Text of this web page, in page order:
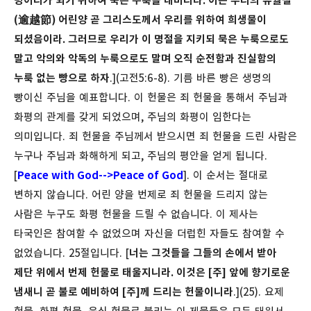
(逾越節) 어린양 곧 그리스도께서 우리를 위하여 희생물이
되셨음이라. 그러므로 우리가 이 명절을 지키되 묵은 누룩으로도
말고 악의와 악독의 누룩으로도 말며 오직 순전함과 진실함의
누룩 없는 빵으로 하자.](고전5:6-8). 기름 바른 빵은 생명의
빵이신 주님을 예표합니다. 이 헌물은 죄 헌물을 통해서 주님과
화평의 관계를 갖게 되었으며, 주님의 화평이 임한다는
의미입니다. 죄 헌물을 주님께서 받으시면 죄 헌물을 드린 사람은
누구나 주님과 화해하게 되고, 주님의 평안을 얻게 됩니다.
[Peace with God-->Peace of God]. 이 순서는 절대로
변하지 않습니다. 어린 양을 번제로 죄 헌물을 드리지 않는
사람은 누구도 화평 헌물을 드릴 수 없습니다. 이 제사는
타국인은 참여할 수 없었으며 자신을 더럽힌 자들도 참여할 수
없었습니다. 25절입니다. [너는 그것들을 그들의 손에서 받아
제단 위에서 번제 헌물로 태울지니라. 이것은 [주] 앞에 향기로운
냄새니 곧 불로 예비하여 [주]께 드리는 헌물이니라.](25). 요제